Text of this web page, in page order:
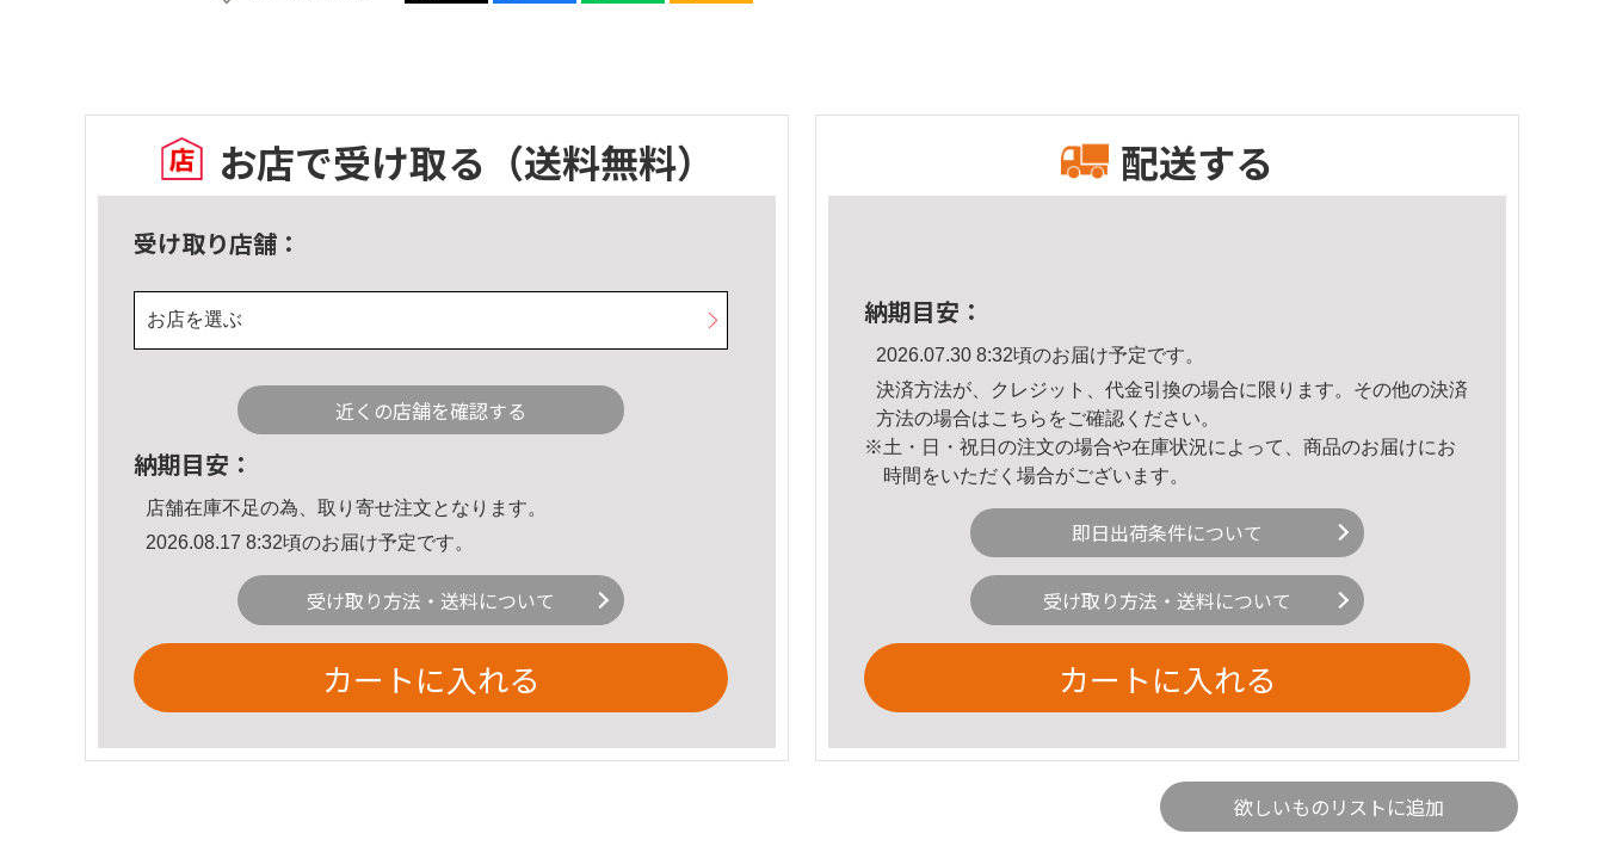
お店で受け取る （送料無料）
受け取り店舗：
お店を選ぶ
近くの店舗を確認する
納期目安：
店舗在庫不足の為、取り寄せ注文となります。
2026.08.17 8:32頃のお届け予定です。
受け取り方法・送料について
カートに入れる
配送する
納期目安：
2026.07.30 8:32頃のお届け予定です。
決済方法が、クレジット、代金引換の場合に限ります。その他の決済
方法の場合はこちら をご確認ください。
※土・日・祝日の注文の場合や在庫状況によって、商品のお届けにお
時間をいただく場合がございます。
即日出荷条件について
受け取り方法・送料について
カートに入れる
欲しいものリストに追加